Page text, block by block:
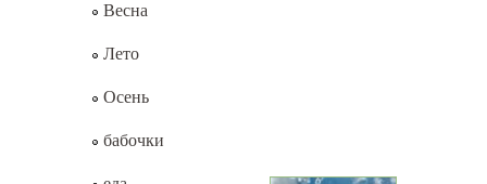
Весна
Лето
Осень
бабочки